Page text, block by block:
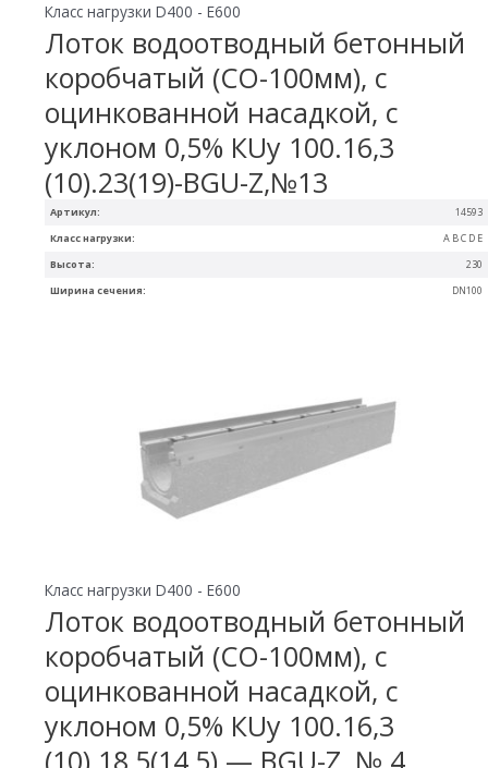
Артикул: 14593
Ширина сечения: DN100
Высота: 230
Класс нагрузки: A B C D E
Класс нагрузки D400 - E600
Лоток водоотводный бетонный
коробчатый (СО-100мм), с
оцинкованной насадкой, с
уклоном 0,5% КUу 100.16,3
(10).23(19)-BGU-Z,№13
Класс нагрузки D400 - E600
Лоток водоотводный бетонный
коробчатый (СО-100мм), с
оцинкованной насадкой, с
уклоном 0,5% КUу 100.16,3
(10).18,5(14,5) — BGU-Z, № 4